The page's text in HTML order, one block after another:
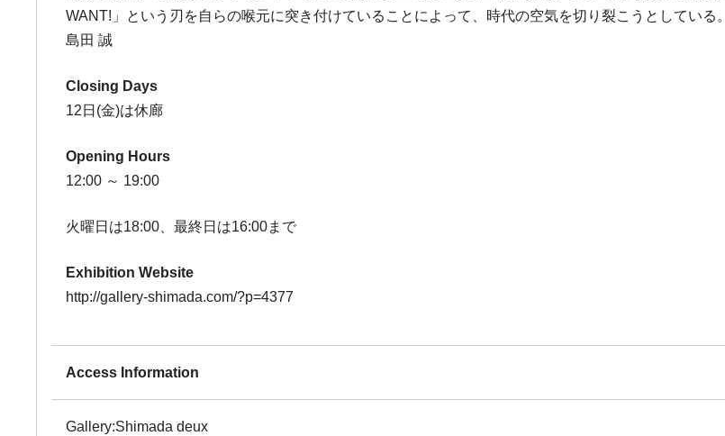
WANT!」という刃を自らの喉元に突き付けていることによって、時代の空気を切り裂こうとしている。
島田 誠
Closing Days
12日(金)は休廊
Opening Hours
12:00 ～ 19:00
火曜日は18:00、最終日は16:00まで
Exhibition Website
http://gallery-shimada.com/?p=4377
Access Information
Gallery:Shimada deux